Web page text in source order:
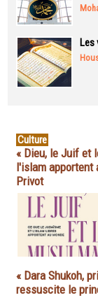
Les
Culture
« Dieu, le Juif et
l'islam apportent
Privot
« Dara Shukoh,
ressuscite le